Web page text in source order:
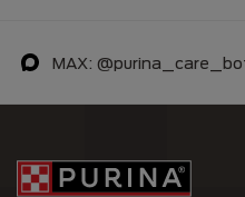
MAX: